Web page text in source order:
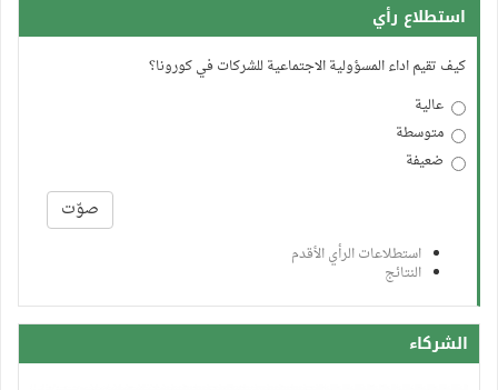
استطلاع رأي
كيف تقيم اداء المسؤولية الاجتماعية للشركات في كورونا؟
عالية
متوسطة
ضعيفة
صوّت
استطلاعات الرأي الأقدم
النتائج
الشركاء